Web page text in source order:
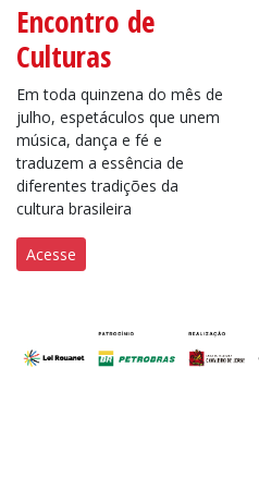
Encontro de
Culturas
Em toda quinzena do mês de
julho, espetáculos que unem
música, dança e fé e
traduzem a essência de
diferentes tradições da
cultura brasileira
Acesse